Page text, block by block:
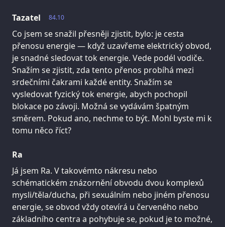
84.10
Tazatel
Co jsem se snažil přesněji zjistit, bylo: je cesta
přenosu energie — když uzavřeme elektrický obvod,
je snadné sledovat tok energie. Vede podél vodiče.
Snažím se zjistit, zda tento přenos probíhá mezi
srdečními čakrami každé entity. Snažím se
vysledovat fyzický tok energie, abych pochopil
blokace po závoji. Možná se vydávám špatným
směrem. Pokud ano, nechme to být. Mohl byste mi k
tomu něco říct?
Ra
Já jsem Ra. V takovémto nákresu nebo
schématickém znázornění obvodu dvou komplexů
mysli/těla/ducha, při sexuálním nebo jiném přenosu
energie, se obvod vždy otevírá u červeného nebo
základního centra a pohybuje se, pokud je to možné,